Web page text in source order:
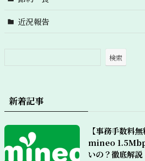
近況報告
検索
新着記事
【事務手数料
mineo
いの？徹底解説